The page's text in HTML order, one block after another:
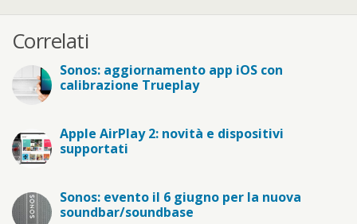
Correlati
Sonos: aggiornamento app iOS con
calibrazione Trueplay
Apple AirPlay 2: novità e dispositivi
supportati
Sonos: evento il 6 giugno per la nuova
soundbar/soundbase